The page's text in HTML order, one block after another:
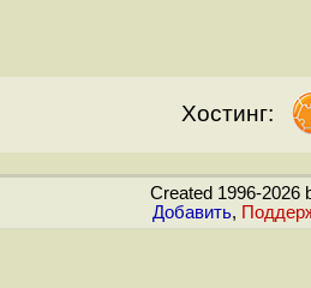
Хостинг:
Created 1996-2026
Добавить,